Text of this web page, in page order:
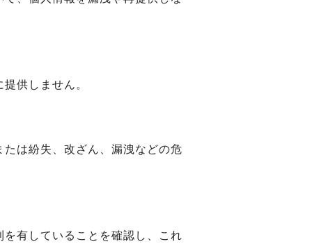
供しません。
は紛失、改ざん、漏洩などの危
有していることを確認し、これ